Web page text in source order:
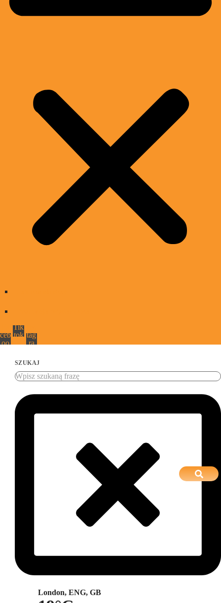
ceb
oo
Tik
tok tag
ra
SZUKAJ
London, ENG, GB